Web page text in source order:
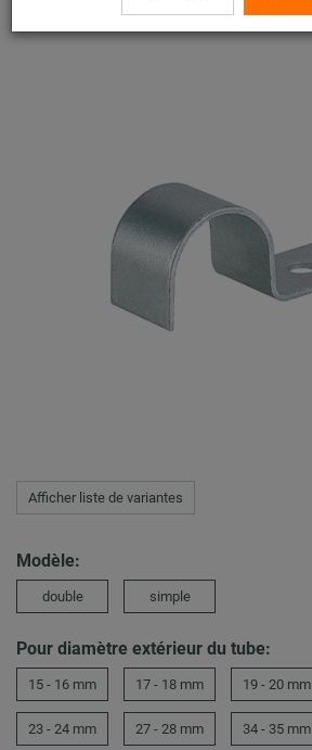
Afficher liste de variantes
Modèle:
double simple
Pour diamètre extérieur du tube:
15 - 16 mm 17 - 18 mm 19 - 20 mm
23 - 24 mm 27 - 28 mm 34 - 35 mm